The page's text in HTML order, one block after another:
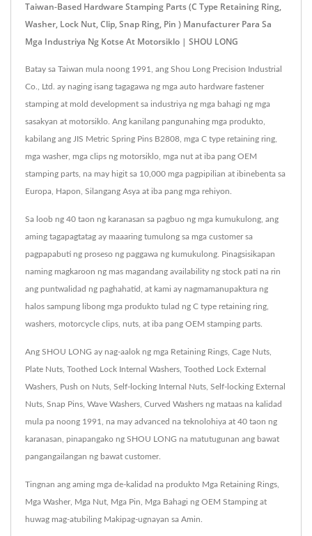
Taiwan-Based Hardware Stamping Parts (C Type Retaining Ring,
Washer, Lock Nut, Clip, Snap Ring, Pin ) Manufacturer Para Sa
Mga Industriya Ng Kotse At Motorsiklo | SHOU LONG
Batay sa Taiwan mula noong 1991, ang Shou Long Precision Industrial
Co., Ltd. ay naging isang tagagawa ng mga auto hardware fastener
stamping at mold development sa industriya ng mga bahagi ng mga
sasakyan at motorsiklo. Ang kanilang pangunahing mga produkto,
kabilang ang JIS Metric Spring Pins B2808, mga C type retaining ring,
mga washer, mga clips ng motorsiklo, mga nut at iba pang OEM
stamping parts, na may higit sa 10,000 mga pagpipilian at ibinebenta sa
Europa, Hapon, Silangang Asya at iba pang mga rehiyon.
Sa loob ng 40 taon ng karanasan sa pagbuo ng mga kumukulong, ang
aming tagapagtatag ay maaaring tumulong sa mga customer sa
pagpapabuti ng proseso ng paggawa ng kumukulong. Pinagsisikapan
naming magkaroon ng mas magandang availability ng stock pati na rin
ang puntwalidad ng paghahatid, at kami ay nagmamanupaktura ng
halos sampung libong mga produkto tulad ng C type retaining ring,
washers, motorcycle clips, nuts, at iba pang OEM stamping parts.
Ang SHOU LONG ay nag-aalok ng mga Retaining Rings, Cage Nuts,
Plate Nuts, Toothed Lock Internal Washers, Toothed Lock External
Washers, Push on Nuts, Self-locking Internal Nuts, Self-locking External
Nuts, Snap Pins, Wave Washers, Curved Washers ng mataas na kalidad
mula pa noong 1991, na may advanced na teknolohiya at 40 taon ng
karanasan, pinapangako ng SHOU LONG na matutugunan ang bawat
pangangailangan ng bawat customer.
Tingnan ang aming mga de-kalidad na produkto Mga Retaining Rings,
Mga Washer, Mga Nut, Mga Pin, Mga Bahagi ng OEM Stamping at
huwag mag-atubiling Makipag-ugnayan sa Amin.